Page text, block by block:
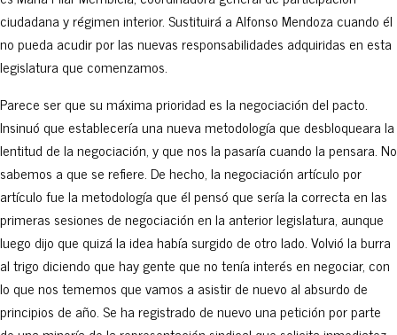
ciudadana y régimen interior. Sustituirá a Alfonso Mendoza cuando él
no pueda acudir por las nuevas responsabilidades adquiridas en esta
legislatura que comenzamos.
Parece ser que su máxima prioridad es la negociación del pacto.
Insinuó que establecería una nueva metodología que desbloqueara la
lentitud de la negociación, y que nos la pasaría cuando la pensara. No
sabemos a que se refiere. De hecho, la negociación artículo por
artículo fue la metodología que él pensó que sería la correcta en las
primeras sesiones de negociación en la anterior legislatura, aunque
luego dijo que quizá la idea había surgido de otro lado. Volvió la burra
al trigo diciendo que hay gente que no tenía interés en negociar, con
lo que nos tememos que vamos a asistir de nuevo al absurdo de
principios de año. Se ha registrado de nuevo una petición por parte